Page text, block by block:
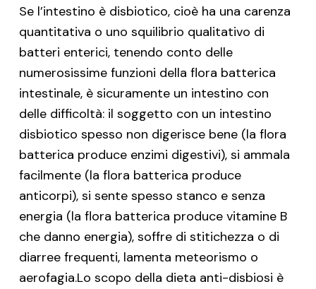
Se l’intestino è disbiotico, cioè ha una carenza
quantitativa o uno squilibrio qualitativo di
batteri enterici, tenendo conto delle
numerosissime funzioni della flora batterica
intestinale, è sicuramente un intestino con
delle difficoltà: il soggetto con un intestino
disbiotico spesso non digerisce bene (la flora
batterica produce enzimi digestivi), si ammala
facilmente (la flora batterica produce
anticorpi), si sente spesso stanco e senza
energia (la flora batterica produce vitamine B
che danno energia), soffre di stitichezza o di
diarree frequenti, lamenta meteorismo o
aerofagia.Lo scopo della dieta anti-disbiosi è